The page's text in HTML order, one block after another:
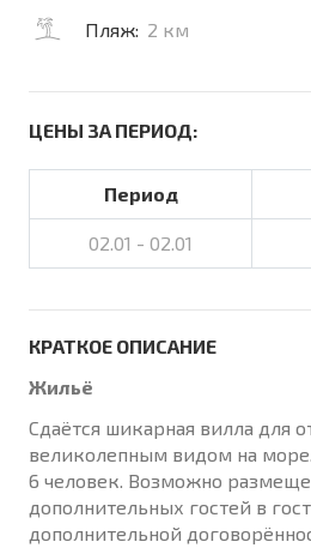
Пляж: 2 км
ЦЕНЫ ЗА ПЕРИОД:
Период
02.01 - 02.01
КРАТКОЕ ОПИСАНИЕ
Жильё
Сдаётся шикарная вилла для
великолепным видом на
6 человек. Возможно
дополнительных гостей в
дополнительной